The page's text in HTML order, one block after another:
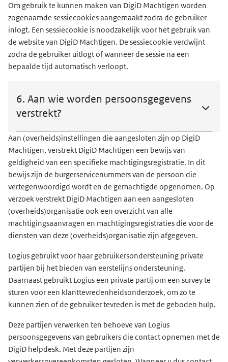
Om gebruik te kunnen maken van DigiD Machtigen worden
zogenaamde sessiecookies aangemaakt zodra de gebruiker
inlogt. Een sessiecookie is noodzakelijk voor het gebruik van
de website van DigiD Machtigen. De sessiecookie verdwijnt
zodra de gebruiker uitlogt of wanneer de sessie na een
bepaalde tijd automatisch verloopt.
6. Aan wie worden persoonsgegevens
verstrekt?
Aan (overheids)instellingen die aangesloten zijn op DigiD
Machtigen, verstrekt DigiD Machtigen een bewijs van
geldigheid van een specifieke machtigingsregistratie. In dit
bewijs zijn de burgerservicenummers van de persoon die
vertegenwoordigd wordt en de gemachtigde opgenomen. Op
verzoek verstrekt DigiD Machtigen aan een aangesloten
(overheids)organisatie ook een overzicht van alle
machtigingsaanvragen en machtigingsregistraties die voor de
diensten van deze (overheids)organisatie zijn afgegeven.
Logius gebruikt voor haar gebruikersondersteuning private
partijen bij het bieden van eerstelijns ondersteuning.
Daarnaast gebruikt Logius een private partij om een survey te
sturen voor een klanttevredenheidsonderzoek, om zo te
kunnen zien of de gebruiker tevreden is met de geboden hulp.
Deze partijen verwerken ten behoeve van Logius
persoonsgegevens van gebruikers die contact opnemen met de
DigiD helpdesk. Met deze partijen zijn